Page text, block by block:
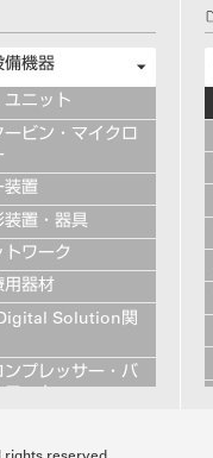
備機器
ユニット
ービン・マイクロ
装置
装置・器具
トワーク
器材
Solution関
ンプレッサー・バ